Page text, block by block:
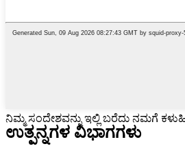
ನಿಮ್ಮ ಸಂದೇಶವನ್ನು ಇಲ್ಲಿ ಬರೆದು ನಮಗೆ
ಉತ್ಪನ್ನಗಳ ವಿಭಾಗಗಳು